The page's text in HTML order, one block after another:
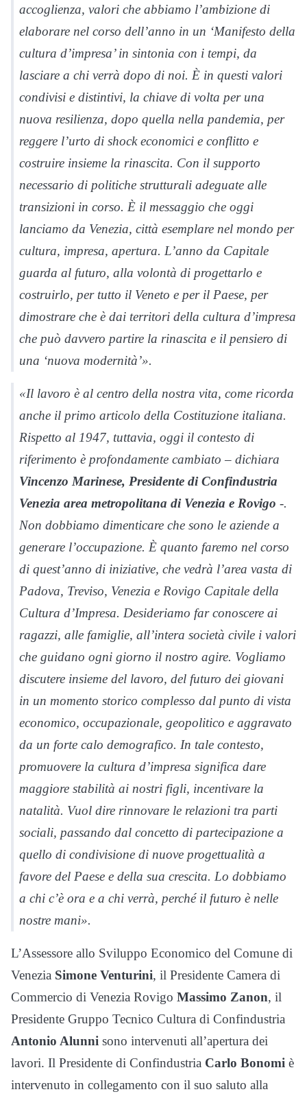
accoglienza, valori che abbiamo l’ambizione di
elaborare nel corso dell’anno in un ‘Manifesto della
cultura d’impresa’ in sintonia con i tempi, da
lasciare a chi verrà dopo di noi. È in questi valori
condivisi e distintivi, la chiave di volta per una
nuova resilienza, dopo quella nella pandemia, per
reggere l’urto di shock economici e conflitto e
costruire insieme la rinascita. Con il supporto
necessario di politiche strutturali adeguate alle
transizioni in corso. È il messaggio che oggi
lanciamo da Venezia, città esemplare nel mondo per
cultura, impresa, apertura. L’anno da Capitale
guarda al futuro, alla volontà di progettarlo e
costruirlo, per tutto il Veneto e per il Paese, per
dimostrare che è dai territori della cultura d’impresa
che può davvero partire la rinascita e il pensiero di
una ‘nuova modernità’».
«Il lavoro è al centro della nostra vita, come ricorda
anche il primo articolo della Costituzione italiana.
Rispetto al 1947, tuttavia, oggi il contesto di
riferimento è profondamente cambiato – dichiara
Vincenzo Marinese, Presidente di Confindustria
Venezia area metropolitana di Venezia e Rovigo -.
Non dobbiamo dimenticare che sono le aziende a
generare l’occupazione. È quanto faremo nel corso
di quest’anno di iniziative, che vedrà l’area vasta di
Padova, Treviso, Venezia e Rovigo Capitale della
Cultura d’Impresa. Desideriamo far conoscere ai
ragazzi, alle famiglie, all’intera società civile i valori
che guidano ogni giorno il nostro agire. Vogliamo
discutere insieme del lavoro, del futuro dei giovani
in un momento storico complesso dal punto di vista
economico, occupazionale, geopolitico e aggravato
da un forte calo demografico. In tale contesto,
promuovere la cultura d’impresa significa dare
maggiore stabilità ai nostri figli, incentivare la
natalità. Vuol dire rinnovare le relazioni tra parti
sociali, passando dal concetto di partecipazione a
quello di condivisione di nuove progettualità a
favore del Paese e della sua crescita. Lo dobbiamo
a chi c’è ora e a chi verrà, perché il futuro è nelle
nostre mani».
L’Assessore allo Sviluppo Economico del Comune di
Venezia Simone Venturini, il Presidente Camera di
Commercio di Venezia Rovigo Massimo Zanon, il
Presidente Gruppo Tecnico Cultura di Confindustria
Antonio Alunni sono intervenuti all’apertura dei
lavori. Il Presidente di Confindustria Carlo Bonomi è
intervenuto in collegamento con il suo saluto alla